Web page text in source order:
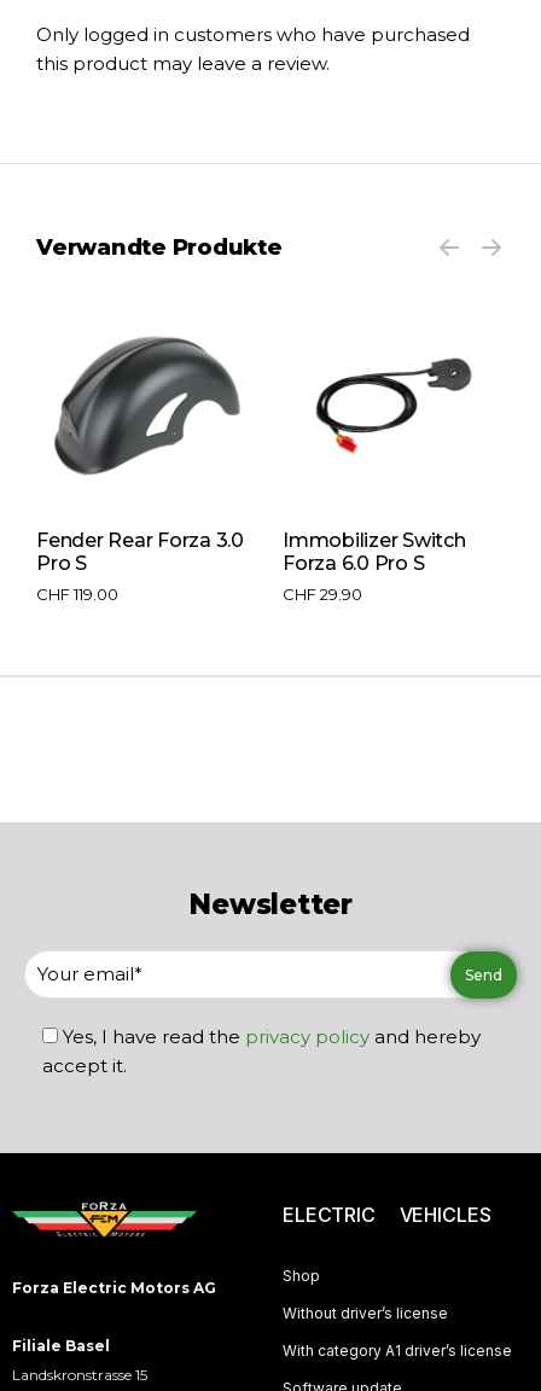
Only logged in customers who have purchased
this product may leave a review.
Verwandte Produkte
Fender Rear Forza 3.0
Pro S
CHF119.00
Immobilizer Switch
Forza 6.0 Pro S
CHF29.90
Newsletter
Yes, I have read the privacy policy and hereby
accept it.
Forza Electric Motors AG
Filiale Basel
Landskronstrasse 15
ELECTRIC VEHICLES
Shop
Without driver’s license
With category A1 driver’s license